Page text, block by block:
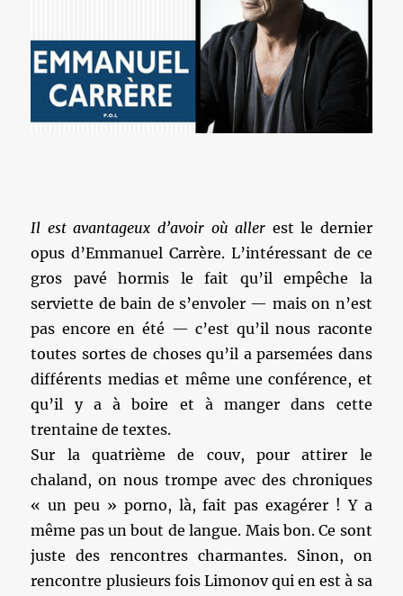
Il est avantageux d’avoir où aller est le dernier
opus d’Emmanuel Carrère. L’intéressant de ce
gros pavé hormis le fait qu’il empêche la
serviette de bain de s’envoler — mais on n’est
pas encore en été — c’est qu’il nous raconte
toutes sortes de choses qu’il a parsemées dans
différents medias et même une conférence, et
qu’il y a à boire et à manger dans cette
trentaine de textes.
Sur la quatrième de couv, pour attirer le
chaland, on nous trompe avec des chroniques
« un peu » porno, là, fait pas exagérer ! Y a
même pas un bout de langue. Mais bon. Ce sont
juste des rencontres charmantes. Sinon, on
rencontre plusieurs fois Limonov qui en est à sa